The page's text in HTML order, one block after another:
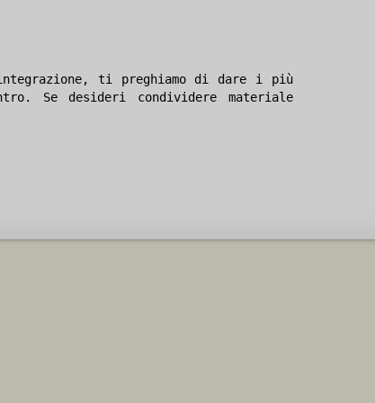
ti preghiamo di dare i più
Se desideri condividere materiale